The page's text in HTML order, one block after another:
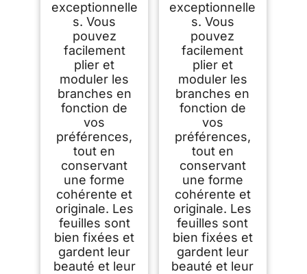
exceptionnelle
s. Vous
pouvez
facilement
plier et
moduler les
branches en
fonction de
vos
préférences,
tout en
conservant
une forme
cohérente et
originale. Les
feuilles sont
bien fixées et
gardent leur
beauté et leur
exceptionnelle
s. Vous
pouvez
facilement
plier et
moduler les
branches en
fonction de
vos
préférences,
tout en
conservant
une forme
cohérente et
originale. Les
feuilles sont
bien fixées et
gardent leur
beauté et leur